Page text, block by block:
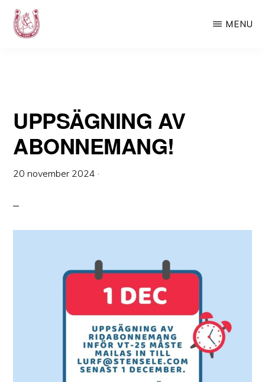
Hoppa
Hoppa
Din
ridskola
i
Västerbotten
MENU
UPPSÄGNING AV
ABONNEMANG!
20 november 2024 ·